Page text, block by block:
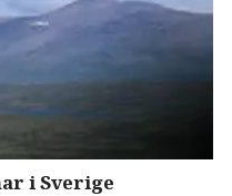
i Sverige